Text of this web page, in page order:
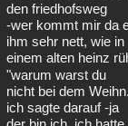
den friedhofsweg
-wer kommt mir da
ihm sehr nett, wie in
einem alten heinz
"warum warst du
nicht bei dem
ich sagte darauf -ja